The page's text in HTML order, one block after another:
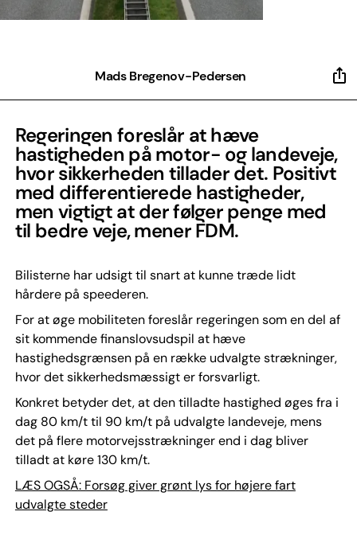
Mads Bregenov-Pedersen
Regeringen foreslår at hæve
hastigheden på motor- og landeveje,
hvor sikkerheden tillader det. Positivt
med differentierede hastigheder,
men vigtigt at der følger penge med
til bedre veje, mener FDM.
Bilisterne har udsigt til snart at kunne træde lidt
hårdere på speederen.
For at øge mobiliteten foreslår regeringen som en del af
sit kommende finanslovsudspil at hæve
hastighedsgrænsen på en række udvalgte strækninger,
hvor det sikkerhedsmæssigt er forsvarligt.
Konkret betyder det, at den tilladte hastighed øges fra i
dag 80 km/t til 90 km/t på udvalgte landeveje, mens
det på flere motorvejsstrækninger end i dag bliver
tilladt at køre 130 km/t.
LÆS OGSÅ: Forsøg giver grønt lys for højere fart
udvalgte steder